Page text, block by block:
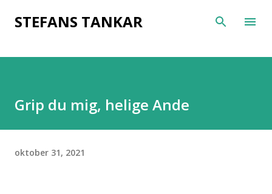
Fortsätt till huvudinnehåll
STEFANS TANKAR
Grip du mig, helige Ande
oktober 31, 2021